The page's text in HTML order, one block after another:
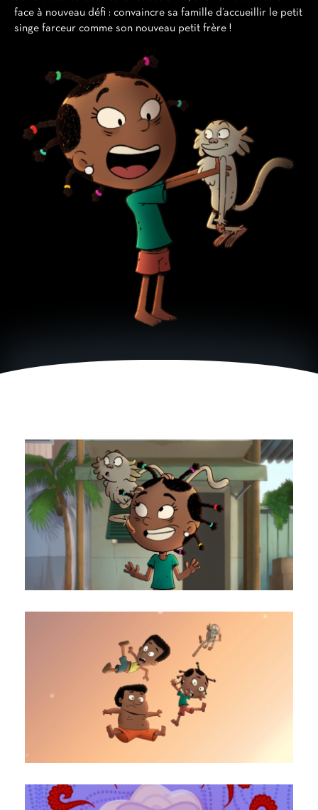
face à nouveau défi : convaincre sa famille d’accueillir le petit
singe farceur comme son nouveau petit frère !